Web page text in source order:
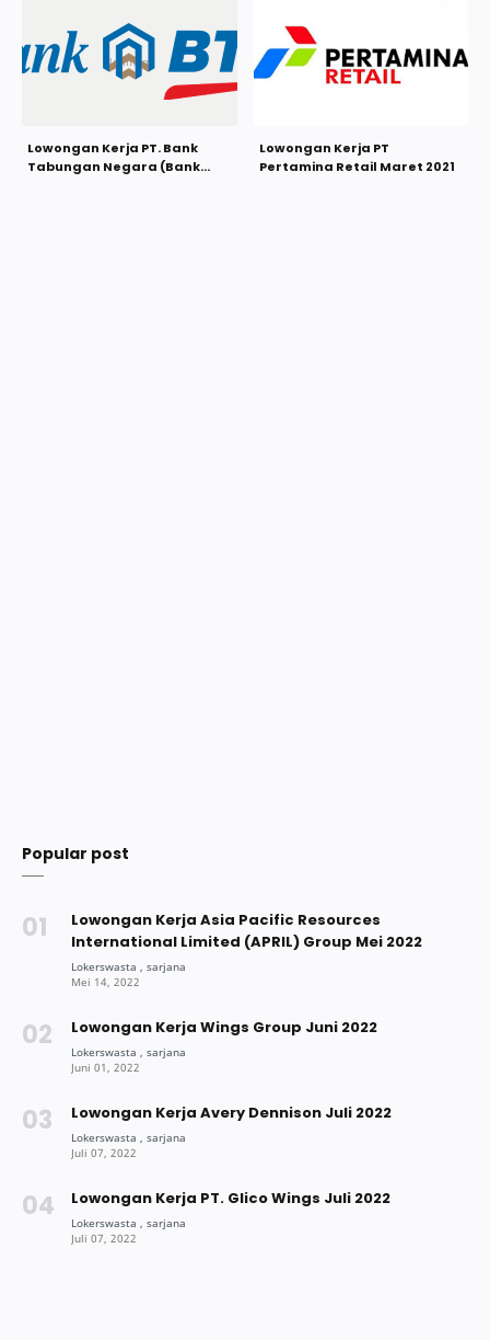
Lowongan Kerja PT. Bank
Tabungan Negara (Bank
Lowongan Kerja PT
Pertamina Retail Maret 2021
Popular post
Lowongan Kerja Asia Pacific Resources
International Limited (APRIL) Group Mei 2022
Lowongan Kerja Wings Group Juni 2022
Lowongan Kerja Avery Dennison Juli 2022
Lowongan Kerja PT. Glico Wings Juli 2022